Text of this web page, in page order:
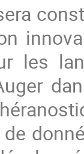
les
de